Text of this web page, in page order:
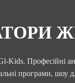
Kids. Професійні
програми, шоу